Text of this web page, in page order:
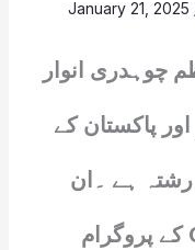
January 21, 2025
چوہدری انوار
پاکستان کے
رشتہ ہے ۔ان
خیالات کا اظہار انھوں نے GNN کے پروگرام